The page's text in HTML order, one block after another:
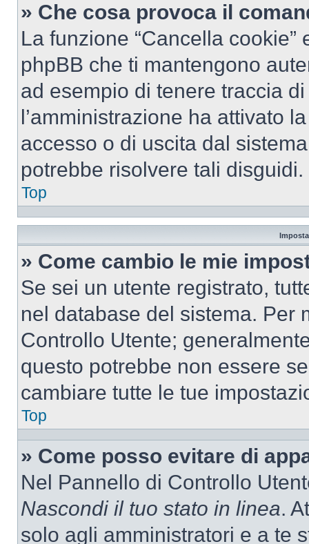
» Che cosa provoca il
La funzione “Cancella
phpBB che ti mantengono
ad esempio di tenere traccia
l’amministrazione ha attivato
accesso o di uscita dal
potrebbe risolvere tali disguidi.
Top
» Come cambio le mie
Se sei un utente registrato,
nel database del sistema. Per
Controllo Utente;
questo potrebbe non essere
cambiare tutte le tue
Top
» Come posso evitare di
Nel Pannello di Controllo
Nascondi il tuo stato in linea.
solo agli amministratori e a te